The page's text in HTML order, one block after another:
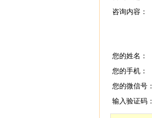
咨询内容：
您的姓名：
您的手机：
您的微信号：
输入验证码：